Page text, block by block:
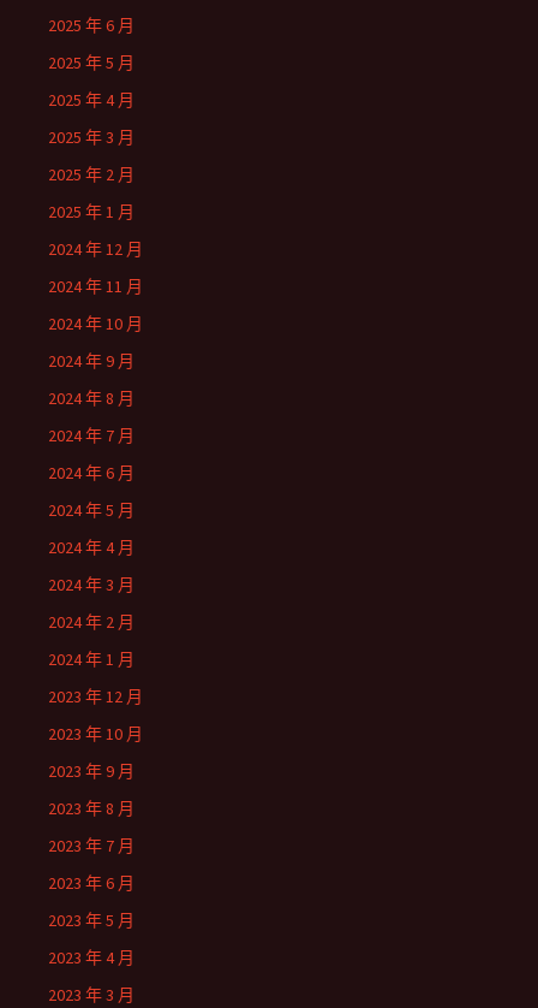
2025 年 6 月
2025 年 5 月
2025 年 4 月
2025 年 3 月
2025 年 2 月
2025 年 1 月
2024 年 12 月
2024 年 11 月
2024 年 10 月
2024 年 9 月
2024 年 8 月
2024 年 7 月
2024 年 6 月
2024 年 5 月
2024 年 4 月
2024 年 3 月
2024 年 2 月
2024 年 1 月
2023 年 12 月
2023 年 10 月
2023 年 9 月
2023 年 8 月
2023 年 7 月
2023 年 6 月
2023 年 5 月
2023 年 4 月
2023 年 3 月